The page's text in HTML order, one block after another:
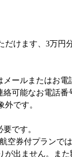
けます、3万円
ールまたはお電
可能なお電話番
です。
です。
空券付プランで
出ません。ま